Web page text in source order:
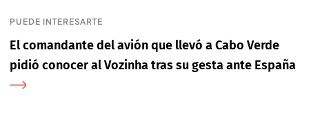
PUEDE INTERESARTE
El comandante del avión que llevó a Cabo Verde
pidió conocer al Vozinha tras su gesta ante España